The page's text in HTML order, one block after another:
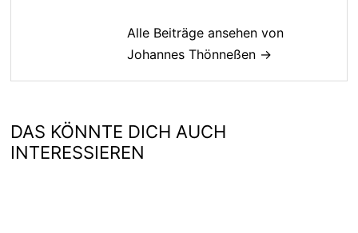
Alle Beiträge ansehen von
Johannes Thönneßen →
DAS KÖNNTE DICH AUCH
INTERESSIEREN